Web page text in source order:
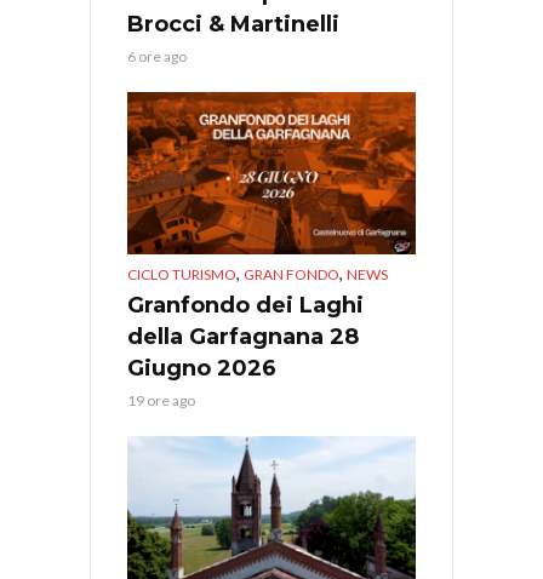
Brocci & Martinelli
6 ore ago
CICLO TURISMO, GRAN FONDO, NEWS
Granfondo dei Laghi
della Garfagnana 28
Giugno 2026
19 ore ago